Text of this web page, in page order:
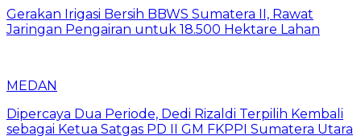
Gerakan Irigasi Bersih BBWS Sumatera II, Rawat
Jaringan Pengairan untuk 18.500 Hektare Lahan
MEDAN
Dipercaya Dua Periode, Dedi Rizaldi Terpilih Kembali
sebagai Ketua Satgas PD II GM FKPPI Sumatera Utara